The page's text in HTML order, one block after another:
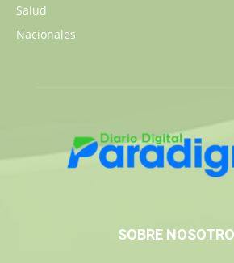
Salud
Nacionales
SOBRE